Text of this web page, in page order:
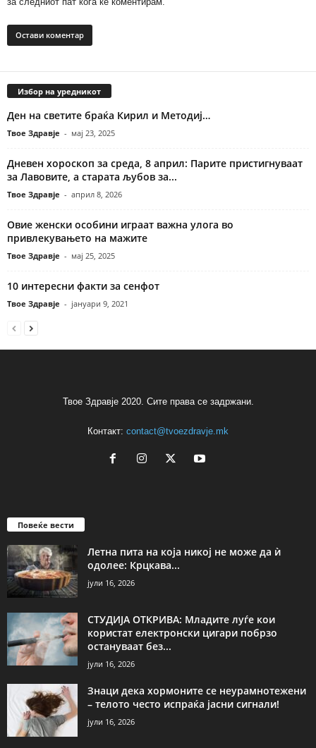
Избор на уредникот
Ден на светите браќа Кирил и Методиј…
Твое Здравје - мај 23, 2025
Дневен хороскоп за среда, 8 април: Парите пристигнуваат
за Лавовите, а старата љубов за...
Твое Здравје - април 8, 2026
Овие женски особини играат важна улога во
привлекувањето на мажите
Твое Здравје - мај 25, 2025
10 интересни факти за сенфот
Твое Здравје - јануари 9, 2021
Твое Здравје 2020. Сите права се задржани.
Контакт: contact@tvoezdravje.mk
Повеќе вести
Летна пита на која никој не може да ѝ
одолее: Крцкава...
јули 16, 2026
СТУДИЈА ОТКРИВА: Младите луѓе кои
користат електронски цигари побрзо
остануваат без...
јули 16, 2026
Знаци дека хормоните се неурамнотежени
– телото често испраќа јасни сигнали!
јули 16, 2026